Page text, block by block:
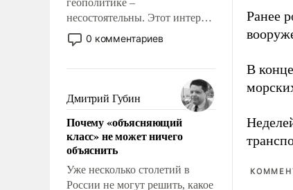
несостоятельны. Этот интерес
рационален и прагматичен. Он
обусловлен тысячелетним
фундаментальным знанием,
что мировая политика имеет
свойство заявляться на порог
нашего дома.
0 комментариев
Дмитрий Губин
Почему «объясняющий
класс» не может ничего
объяснить
Уже несколько столетий в
России не могут решить, какое
Ранее
В